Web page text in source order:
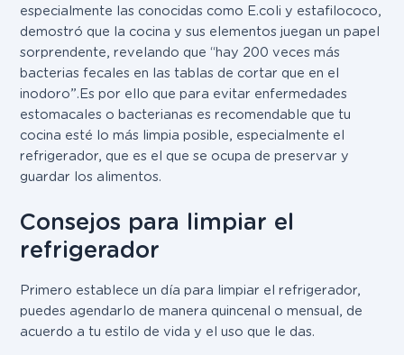
especialmente las conocidas como E.coli y estafilococo,
demostró que la cocina y sus elementos juegan un papel
sorprendente, revelando que “hay 200 veces más
bacterias fecales en las tablas de cortar que en el
inodoro”.Es por ello que para evitar enfermedades
estomacales o bacterianas es recomendable que tu
cocina esté lo más limpia posible, especialmente el
refrigerador, que es el que se ocupa de preservar y
guardar los alimentos.
Consejos para limpiar el
refrigerador
Primero establece un día para limpiar el refrigerador,
puedes agendarlo de manera quincenal o mensual, de
acuerdo a tu estilo de vida y el uso que le das.